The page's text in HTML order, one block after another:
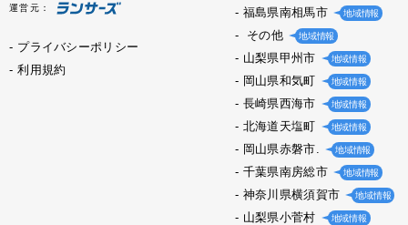
運営元：
プライバシーポリシー
利用規約
福島県南相馬市 地域情報
その他 地域情報
山梨県甲州市 地域情報
岡山県和気町 地域情報
長崎県西海市 地域情報
北海道天塩町 地域情報
岡山県赤磐市. 地域情報
千葉県南房総市 地域情報
神奈川県横須賀市 地域情報
山梨県小菅村 地域情報